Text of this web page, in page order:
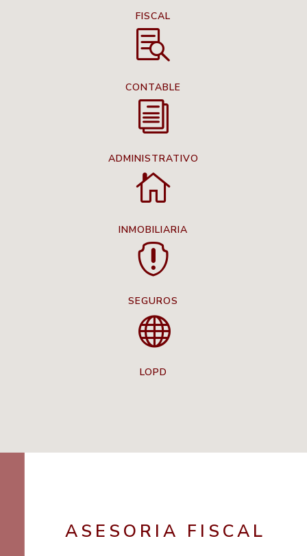
FISCAL

CONTABLE
i
ADMINISTRATIVO

INMOBILIARIA

SEGUROS

LOPD
ASESORIA FISCAL